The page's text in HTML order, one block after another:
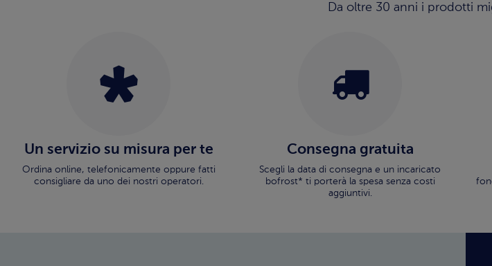
Da oltre 30 anni i prodotti
Un servizio su misura per te
Ordina online, telefonicamente oppure fatti
consigliare da uno dei nostri operatori.
Consegna gratuita
Scegli la data di consegna e un incaricato
bofrost* ti porterà la spesa senza costi
aggiuntivi.